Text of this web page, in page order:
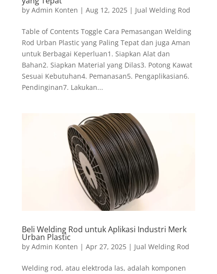
by Admin Konten | Aug 12, 2025| Jual Welding Rod
Table of Contents Toggle Cara Pemasangan Welding
Rod Urban Plastic yang Paling Tepat dan juga Aman
untuk Berbagai Keperluan1. Siapkan Alat dan
Bahan2. Siapkan Material yang Dilas3. Potong Kawat
Sesuai Kebutuhan4. Pemanasan5. Pengaplikasian6.
Pendinginan7. Lakukan...
Beli Welding Rod untuk Aplikasi Industri Merk
Urban Plastic
by Admin Konten | Apr 27, 2025| Jual Welding Rod
Welding rod, atau elektroda las, adalah komponen